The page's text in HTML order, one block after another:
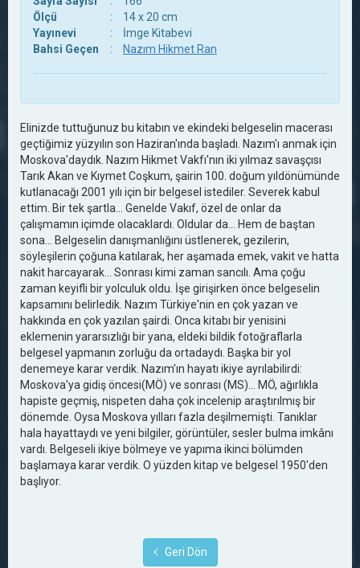
Ölçü
:
14 x 20 cm
Yayınevi
:
İmge Kitabevi
Bahsi Geçen
: Nazım Hikmet Ran
Elinizde tuttuğunuz bu kitabın ve ekindeki belgeselin macerası
geçtiğimiz yüzyılın son Haziran'ında başladı. Nazım'ı anmak için
Moskova'daydık. Nazım Hikmet Vakfı'nın iki yılmaz savaşçısı
Tarık Akan ve Kıymet Coşkum, şairin 100. doğum yıldönümünde
kutlanacağı 2001 yılı için bir belgesel istediler. Severek kabul
ettim. Bir tek şartla... Genelde Vakıf, özel de onlar da
çalışmamın içimde olacaklardı. Oldular da... Hem de baştan
sona... Belgeselin danışmanlığını üstlenerek, gezilerin,
söyleşilerin çoğuna katılarak, her aşamada emek, vakit ve hatta
nakit harcayarak... Sonrası kimi zaman sancılı. Ama çoğu
zaman keyifli bir yolculuk oldu. İşe girişirken önce belgeselin
kapsamını belirledik. Nazım Türkiye'nin en çok yazan ve
hakkında en çok yazılan şairdi. Onca kitabı bir yenisini
eklemenin yararsızlığı bir yana, eldeki bildik fotoğraflarla
belgesel yapmanın zorluğu da ortadaydı. Başka bir yol
denemeye karar verdik. Nazım'ın hayatı ikiye ayrılabilirdi:
Moskova'ya gidiş öncesi(MÖ) ve sonrası (MS)... MÖ, ağırlıkla
hapiste geçmiş, nispeten daha çok incelenip araştırılmış bir
dönemde. Oysa Moskova yılları fazla deşilmemişti. Tanıklar
hala hayattaydı ve yeni bilgiler, görüntüler, sesler bulma imkânı
vardı. Belgeseli ikiye bölmeye ve yapıma ikinci bölümden
başlamaya karar verdik. O yüzden kitap ve belgesel 1950'den
başlıyor.
Geri Dön